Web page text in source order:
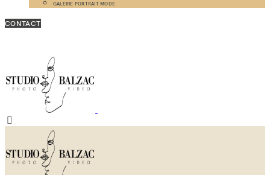
GALERIE PORTRAIT MODE
CONTACT